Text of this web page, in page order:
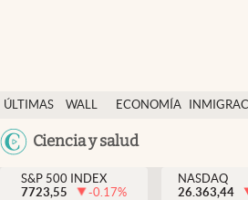
ÚLTIMAS
NOTICIAS
WALL
DÓLAR
ECONOMÍA
Ciencia y salud
Finanzas y economía
Wall Street y dólar
Inmigración
S&P 500 INDEX
7723,55
-0.17%
NASDAQ
26.363,44